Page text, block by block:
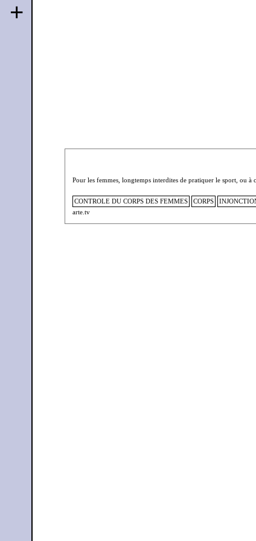
+
Pour les femmes, longtemps interdites de pratiquer le sport, ou
CONTROLE DU CORPS DES FEMMES CORPS
arte.tv